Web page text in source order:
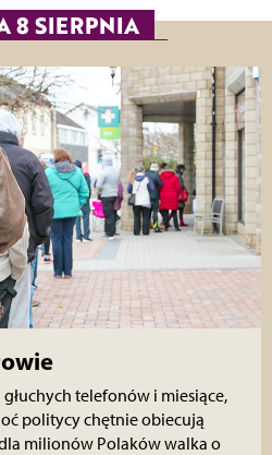
8 SIERPNIA
telefonów i miesiące,
politycy chętnie obiecują
milionów Polaków walka o